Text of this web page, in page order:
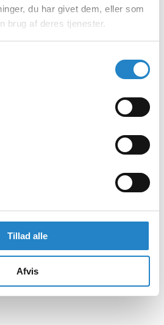
du har givet dem, eller som
brug af deres tjenester.
Tillad alle
Afvis